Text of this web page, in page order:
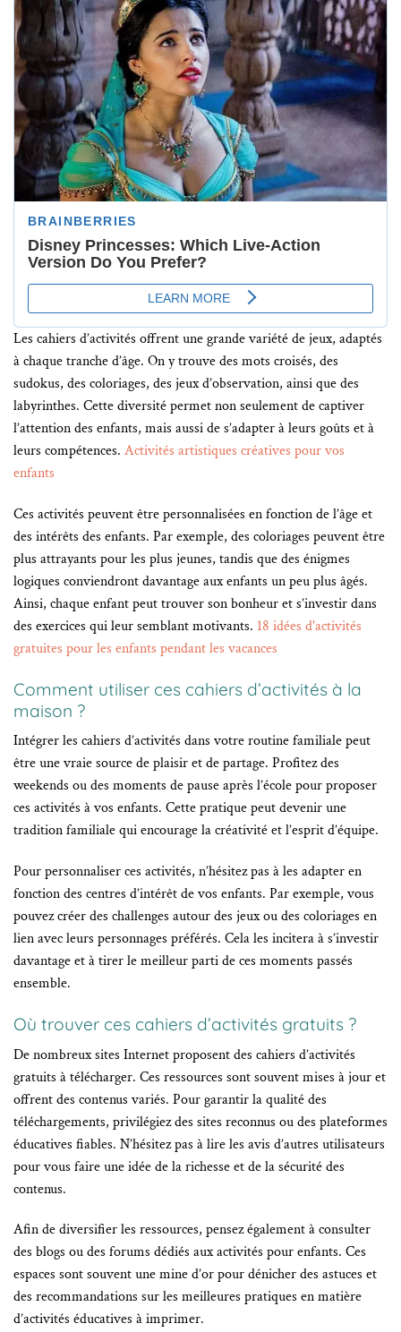
Les cahiers d’activités offrent une grande variété de jeux, adaptés
à chaque tranche d’âge. On y trouve des mots croisés, des
sudokus, des coloriages, des jeux d’observation, ainsi que des
labyrinthes. Cette diversité permet non seulement de captiver
l’attention des enfants, mais aussi de s’adapter à leurs goûts et à
leurs compétences. Activités artistiques créatives pour vos
enfants
Ces activités peuvent être personnalisées en fonction de l’âge et
des intérêts des enfants. Par exemple, des coloriages peuvent être
plus attrayants pour les plus jeunes, tandis que des énigmes
logiques conviendront davantage aux enfants un peu plus âgés.
Ainsi, chaque enfant peut trouver son bonheur et s’investir dans
des exercices qui leur semblant motivants. 18 idées d'activités
gratuites pour les enfants pendant les vacances
Comment utiliser ces cahiers d’activités à la
maison ?
Intégrer les cahiers d’activités dans votre routine familiale peut
être une vraie source de plaisir et de partage. Profitez des
weekends ou des moments de pause après l’école pour proposer
ces activités à vos enfants. Cette pratique peut devenir une
tradition familiale qui encourage la créativité et l’esprit d’équipe.
Pour personnaliser ces activités, n’hésitez pas à les adapter en
fonction des centres d’intérêt de vos enfants. Par exemple, vous
pouvez créer des challenges autour des jeux ou des coloriages en
lien avec leurs personnages préférés. Cela les incitera à s’investir
davantage et à tirer le meilleur parti de ces moments passés
ensemble.
Où trouver ces cahiers d’activités gratuits ?
De nombreux sites Internet proposent des cahiers d’activités
gratuits à télécharger. Ces ressources sont souvent mises à jour et
offrent des contenus variés. Pour garantir la qualité des
téléchargements, privilégiez des sites reconnus ou des plateformes
éducatives fiables. N’hésitez pas à lire les avis d’autres utilisateurs
pour vous faire une idée de la richesse et de la sécurité des
contenus.
Afin de diversifier les ressources, pensez également à consulter
des blogs ou des forums dédiés aux activités pour enfants. Ces
espaces sont souvent une mine d’or pour dénicher des astuces et
des recommandations sur les meilleures pratiques en matière
d’activités éducatives à imprimer.